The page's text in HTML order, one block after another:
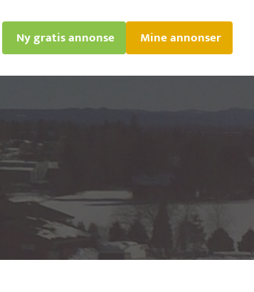
Ny gratis annonse Mine annonser